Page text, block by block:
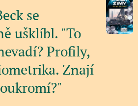
se
ušklíbl. "To
Profily,
Znají